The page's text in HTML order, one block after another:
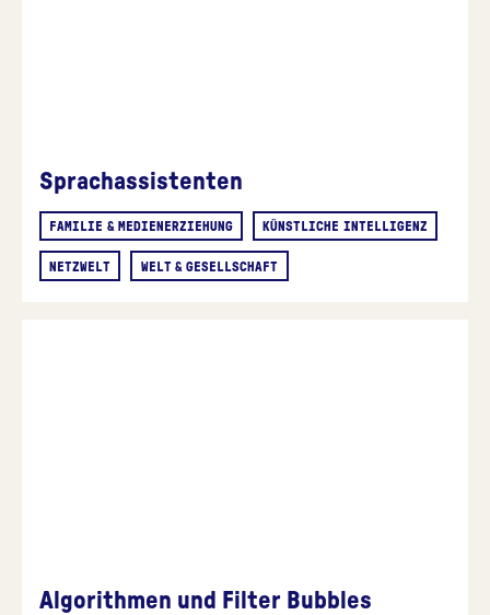
Sprachassistenten
FAMILIE & MEDIENERZIEHUNG KÜNSTLICHE INTELLIGENZ
NETZWELT WELT & GESELLSCHAFT
Algorithmen und Filter Bubbles